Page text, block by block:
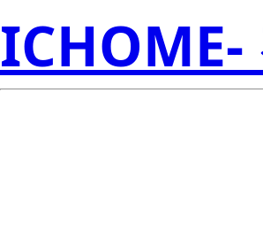
ICHOME-